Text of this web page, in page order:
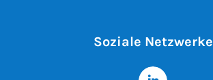
Soziale Netzwerke